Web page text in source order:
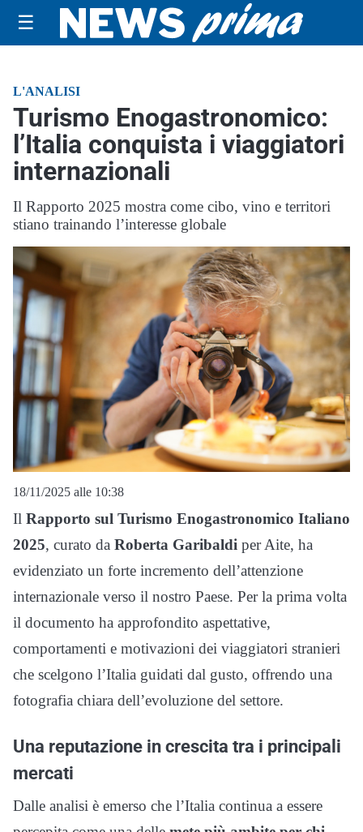
☰
L'ANALISI
Turismo Enogastronomico:
l’Italia conquista i viaggiatori
internazionali
Il Rapporto 2025 mostra come cibo, vino e territori
stiano trainando l’interesse globale
18/11/2025 alle 10:38
Il Rapporto sul Turismo Enogastronomico Italiano
2025, curato da Roberta Garibaldi per Aite, ha
evidenziato un forte incremento dell’attenzione
internazionale verso il nostro Paese. Per la prima volta
il documento ha approfondito aspettative,
comportamenti e motivazioni dei viaggiatori stranieri
che scelgono l’Italia guidati dal gusto, offrendo una
fotografia chiara dell’evoluzione del settore.
Una reputazione in crescita tra i principali
mercati
Dalle analisi è emerso che l’Italia continua a essere